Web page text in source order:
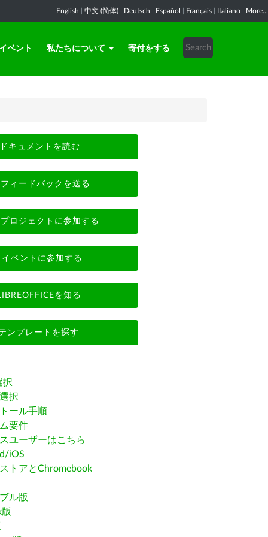
English 中文 (简体) Deutsch Español Français Italiano More...
イベント 私たちについて 寄付をする
ドキュメントを読む
フィードバックを送る
プロジェクトに参加する
イベントに参加する
を知る
ンプレートを探す
択
択
ール手順
要件
ユーザーはこちら
iOS
トアとChromebook
ル版